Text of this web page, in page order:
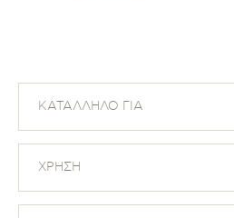
ΚΑΤΑΛΛΗΛΟ ΓΙΑ
ΧΡΗΣΗ